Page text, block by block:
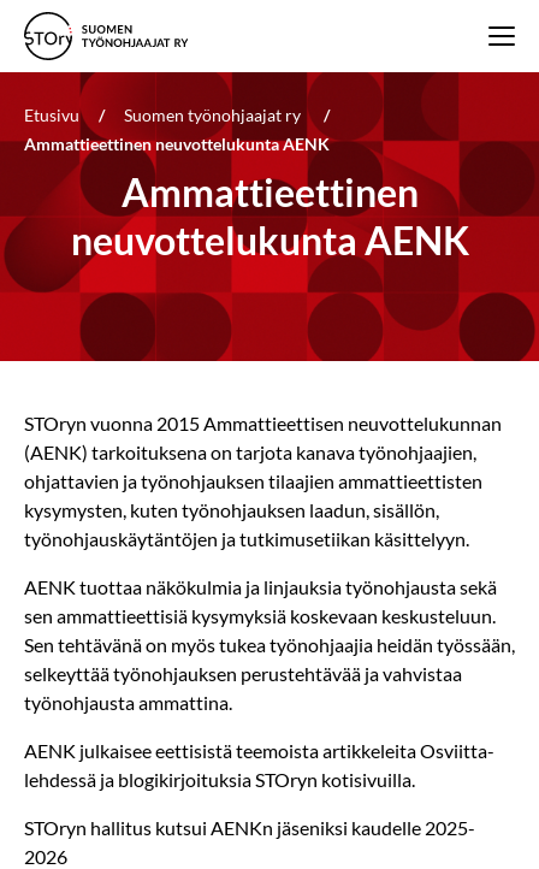
Etusivu / Suomen työnohjaajat ry
/
Ammattieettinen neuvottelukunta AENK
Ammattieettinen
neuvottelukunta AENK
STOryn vuonna 2015 Ammattieettisen neuvottelukunnan
(AENK) tarkoituksena on tarjota kanava työnohjaajien,
ohjattavien ja työnohjauksen tilaajien ammattieettisten
kysymysten, kuten työnohjauksen laadun, sisällön,
työnohjauskäytäntöjen ja tutkimusetiikan käsittelyyn.
AENK tuottaa näkökulmia ja linjauksia työnohjausta sekä
sen ammattieettisiä kysymyksiä koskevaan keskusteluun.
Sen tehtävänä on myös tukea työnohjaajia heidän työssään,
selkeyttää työnohjauksen perustehtävää ja vahvistaa
työnohjausta ammattina.
AENK julkaisee eettisistä teemoista artikkeleita Osviitta-
lehdessä ja blogikirjoituksia STOryn kotisivuilla.
STOryn hallitus kutsui AENKn jäseniksi kaudelle 2025-
2026